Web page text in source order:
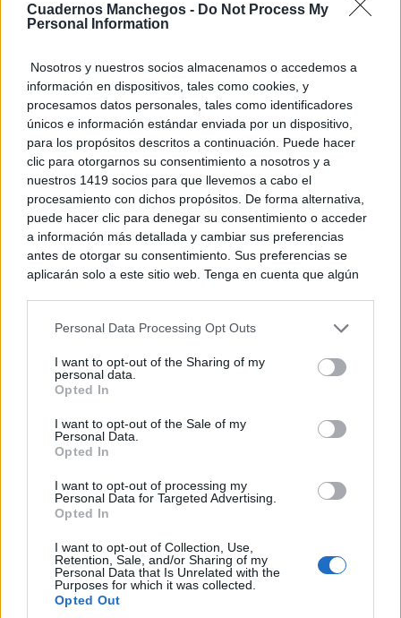
Cuadernos Manchegos - Do Not Process My
Personal Information
Nosotros y nuestros socios almacenamos o accedemos a
información en dispositivos, tales como cookies, y
procesamos datos personales, tales como identificadores
únicos e información estándar enviada por un dispositivo,
para los propósitos descritos a continuación. Puede hacer
clic para otorgarnos su consentimiento a nosotros y a
nuestros 1419 socios para que llevemos a cabo el
procesamiento con dichos propósitos. De forma alternativa,
puede hacer clic para denegar su consentimiento o acceder
a información más detallada y cambiar sus preferencias
antes de otorgar su consentimiento. Sus preferencias se
aplicarán solo a este sitio web. Tenga en cuenta que algún
rechazar tal procesamiento. Puede cambiar sus preferencias
a este sitio y haciendo clic en el botón "Privacidad" en la
parte inferior de la página web.
Please note that this website/app uses one or more Google
services and may gather and store information including but
not limited to your visit or usage behaviour. You may click to
use your data for below specified purposes in below Google
consent section.
Personal Data Processing Opt Outs
I want to opt-out of the Sharing of my
personal data.
Opted In
I want to opt-out of the Sale of my
Personal Data.
Opted In
I want to opt-out of processing my
Personal Data for Targeted Advertising.
Opted In
I want to opt-out of Collection, Use,
Retention, Sale, and/or Sharing of my
Personal Data that Is Unrelated with the
Purposes for which it was collected.
Opted Out